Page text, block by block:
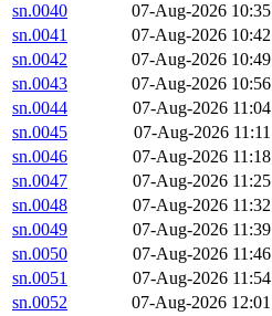
sn.0040
07-Aug-2026 10:35
sn.0041
07-Aug-2026 10:42
sn.0042
07-Aug-2026 10:49
sn.0043
07-Aug-2026 10:56
sn.0044
07-Aug-2026 11:04
sn.0045
07-Aug-2026 11:11
sn.0046
07-Aug-2026 11:18
sn.0047
07-Aug-2026 11:25
sn.0048
07-Aug-2026 11:32
sn.0049
07-Aug-2026 11:39
sn.0050
07-Aug-2026 11:46
sn.0051
07-Aug-2026 11:54
sn.0052
07-Aug-2026 12:01